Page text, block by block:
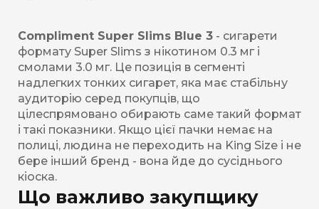
Compliment Super Slims Blue 3 - сигарети
формату Super Slims з нікотином 0.3 мг і
смолами 3.0 мг. Це позиція в сегменті
надлегких тонких сигарет, яка має стабільну
аудиторію серед покупців, що
цілеспрямовано обирають саме такий формат
і такі показники. Якщо цієї пачки немає на
полиці, людина не переходить на King Size і не
бере інший бренд - вона йде до сусіднього
кіоска.
Що важливо закупщику